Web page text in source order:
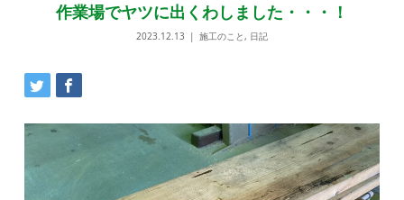
作業場でヤツに出くわしました・・・！
2023.12.13 施工のこと , 日記